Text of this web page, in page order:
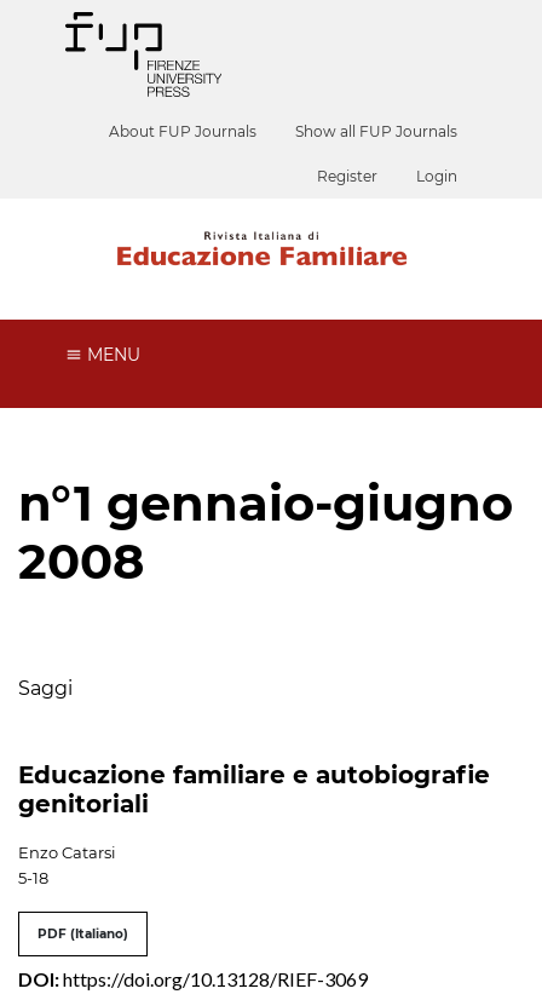
About FUP Journals Show all FUP Journals
Register Login
MENU
n°1 gennaio-giugno
2008
Saggi
Educazione familiare e autobiografie
genitoriali
Enzo Catarsi
5-18
PDF (Italiano)
DOI:https://doi.org/10.13128/RIEF-3069